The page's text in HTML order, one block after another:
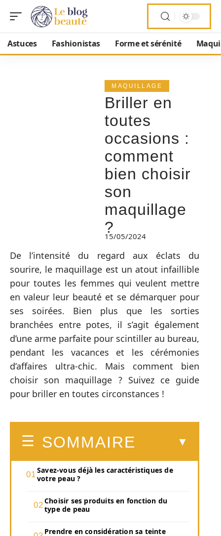
Astuces Fashionistas Forme et sérénité
MAQUILLAGE
Briller en
toutes
occasions :
comment
bien choisir
son
maquillage
?
15/05/2024
De l’intensité du regard aux éclats du
sourire, le maquillage est un atout infaillible
pour toutes les femmes qui veulent mettre
en valeur leur beauté et se démarquer pour
ses soirées. Bien plus que les sorties
branchées entre potes, il s’agit également
d’une arme parfaite pour scintiller au bureau,
pendant les vacances et les cérémonies
d’affaires ultra-chic. Mais comment bien
choisir son maquillage ? Suivez ce guide
pour briller en toutes circonstances !
SOMMAIRE
Savez-vous déjà les caractéristiques de
votre peau ?
Choisir ses produits en fonction du
type de peau
Prendre en considération sa teinte